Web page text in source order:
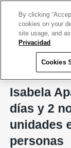
Hoteles
Isabela
días y 2
unidades
personas
By clicking
cookies on your
site usage, and
Privacidad
Cookies